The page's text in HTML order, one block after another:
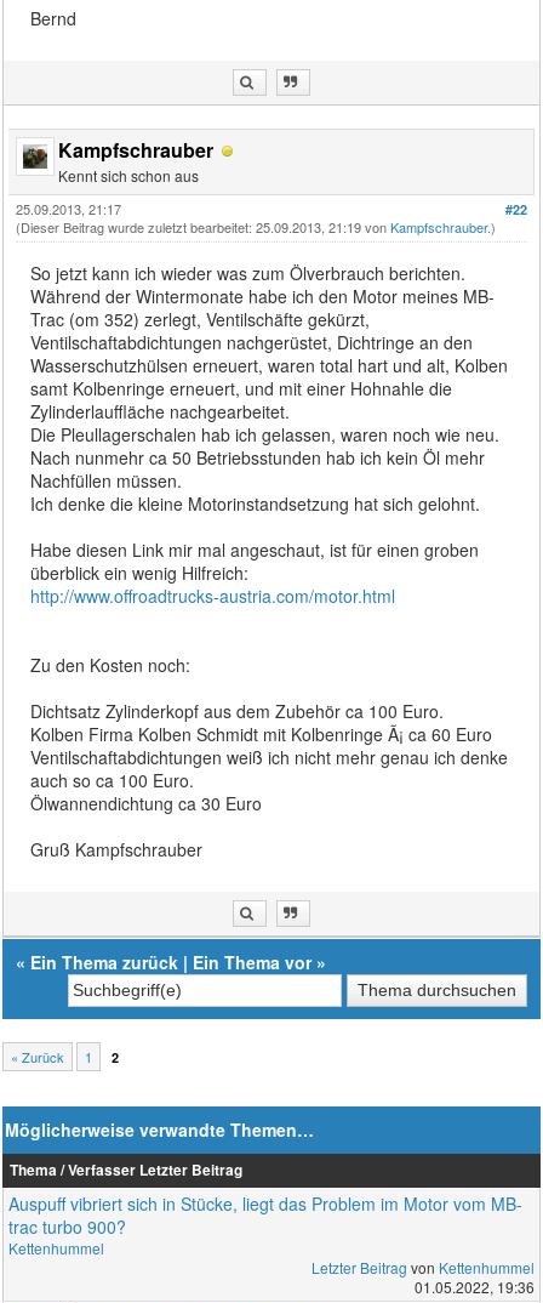
Bernd
Kampfschrauber
Kennt sich schon aus
#22
25.09.2013, 21:17
(Dieser Beitrag wurde zuletzt bearbeitet: 25.09.2013, 21:19 vonKampfschrauber.)
So jetzt kann ich wieder was zum Ölverbrauch berichten.
Während der Wintermonate habe ich den Motor meines MB-
Trac (om 352) zerlegt, Ventilschäfte gekürzt,
Ventilschaftabdichtungen nachgerüstet, Dichtringe an den
Wasserschutzhülsen erneuert, waren total hart und alt, Kolben
samt Kolbenringe erneuert, und mit einer Hohnahle die
Zylinderlauffläche nachgearbeitet.
Die Pleullagerschalen hab ich gelassen, waren noch wie neu.
Nach nunmehr ca 50 Betriebsstunden hab ich kein Öl mehr
Nachfüllen müssen.
Ich denke die kleine Motorinstandsetzung hat sich gelohnt.
Habe diesen Link mir mal angeschaut, ist für einen groben
überblick ein wenig Hilfreich:
http://www.offroadtrucks-austria.com/motor.html
Zu den Kosten noch:
Dichtsatz Zylinderkopf aus dem Zubehör ca 100 Euro.
Kolben Firma Kolben Schmidt mit Kolbenringe Ã¡ ca 60 Euro
Ventilschaftabdichtungen weiß ich nicht mehr genau ich denke
auch so ca 100 Euro.
Ölwannendichtung ca 30 Euro
Gruß Kampfschrauber
« Ein Thema zurück | Ein Thema vor»
« Zurück 1 2
Möglicherweise verwandte Themen…
Thema / Verfasser Letzter Beitrag
Auspuff vibriert sich in Stücke, liegt das Problem im Motor vom MB-
trac turbo 900?
Kettenhummel
Letzter Beitrag von Kettenhummel
01.05.2022, 19:36